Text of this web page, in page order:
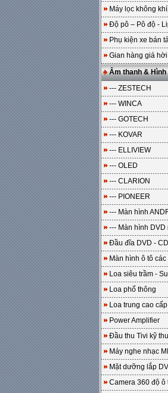
Máy lọc không
Độ pô – Pô độ -
Phụ kiện xe bán
Gian hàng giá hời
Âm thanh & Hình
--- ZESTECH
--- WINCA
--- GOTECH
--- KOVAR
--- ELLIVIEW
--- OLED
--- CLARION
--- PIONEER
--- Màn hình
--- Màn hình DVD
Đầu đĩa DVD - CD
Màn hình ô tô các
Loa siêu trầm -
Loa phổ thông
Loa trung cao cấp
Power Amplifier
Đầu thu Tivi kỹ
Máy nghe nhạc
Mặt dưỡng lắp
Camera 360 độ ô